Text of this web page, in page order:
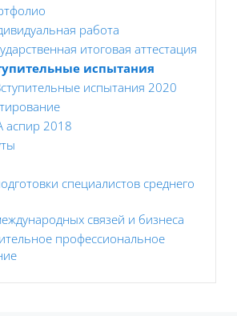
работа
итоговая аттестация
испытания
испытания 2020
аспир 2018
специалистов среднего
связей и бизнеса
профессиональное